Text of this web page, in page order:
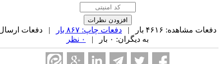
دفعات چاپ: ۸۶۷ بار
| دفعات ارسال
۰ نظر